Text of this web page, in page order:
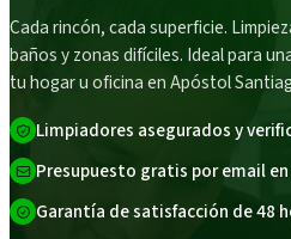
Cada rincón, cada superficie.
baños y zonas difíciles. Ideal para
tu hogar u oficina en Apóstol
Limpiadores asegurados y
Presupuesto gratis por email en
Garantía de satisfacción de 48